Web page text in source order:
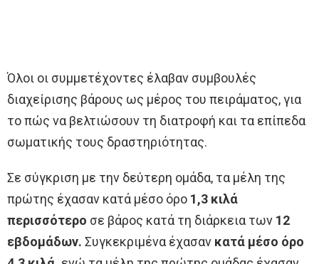
Όλοι οι συμμετέχοντες έλαβαν συμβουλές
διαχείρισης βάρους ως μέρος του πειράματος, για
το πώς να βελτιώσουν τη διατροφή και τα επίπεδα
σωματικής τους δραστηριότητας.
Σε σύγκριση με την δεύτερη ομάδα, τα μέλη της
πρώτης έχασαν κατά μέσο όρο 1,3 κιλά
περισσότερο σε βάρος κατά τη διάρκεια των 12
εβδομάδων. Συγκεκριμένα έχασαν κατά μέσο όρο